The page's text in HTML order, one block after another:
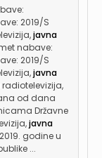
2019/S
javna
nabave:
2019/S
javna
radiotelevizija,
od dana
Državne
javna
godine u
...